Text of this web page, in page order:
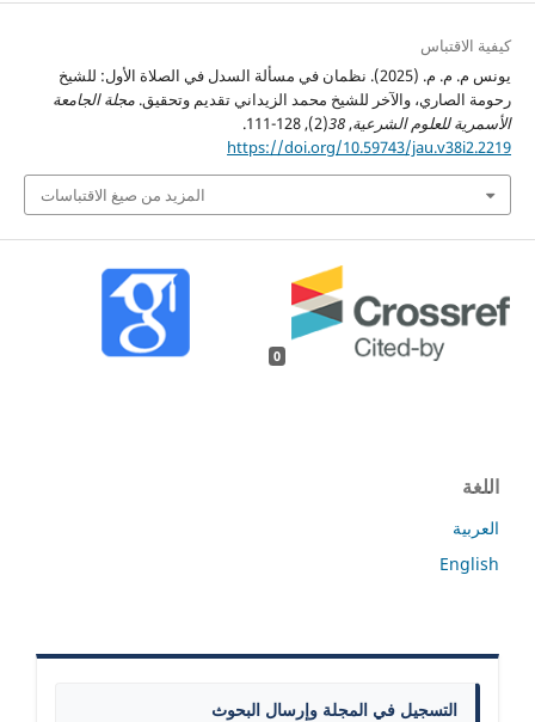
كيفية الاقتباس
يونس م. م. م. (2025). نظمان في مسألة السدل في الصلاة الأول: للشيخ
رحومة الصاري، والآخر للشيخ محمد الزيداني تقديم وتحقيق. مجلة الجامعة
الأسمرية للعلوم الشرعية,
38
(2), 128-111.
https://doi.org/10.59743/jau.v38i2.2219
المزيد من صيغ الاقتباسات
0
اللغة
العربية
English
التسجيل في المجلة وإرسال البحوث